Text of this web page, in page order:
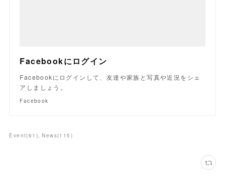
Facebookにログイン
Facebookにログインして、友達や家族と写真や近況をシェ
アしましょう。
Facebook
Event(61 ) News(115 )